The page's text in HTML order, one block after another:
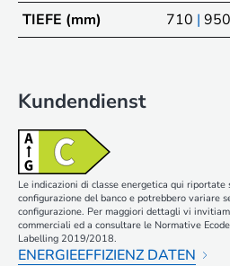
TIEFE (mm)
710 | 950
Kundendienst
Le indicazioni di classe energetica qui riportate
configurazione del banco e potrebbero variare
configurazione. Per maggiori dettagli vi
commerciali ed a consultare le Normative
Labelling 2019/2018.
ENERGIEEFFIZIENZ DATEN